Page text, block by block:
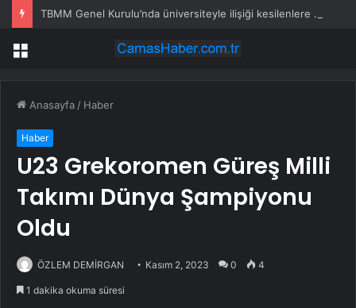
TBMM Genel Kurulu’nda üniversiteyle ilişiği kesilenlere dönüş hakkı sağlayan “öğrenci affı” maddesi kabul edildi
Menü
Anasayfa / Haber
Haber
U23 Grekoromen Güreş Milli
Takımı Dünya Şampiyonu
Oldu
ÖZLEM DEMİRGAN Kasım 2, 2023 0 4
1 dakika okuma süresi